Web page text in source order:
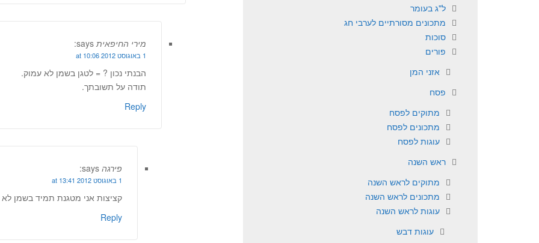
מירי החיפאית says:
1 באוגוסט 2012 at 10:06
הבנתי נכון ? = לטגן בשמן לא עמוק.
תודה על תשובתך.
Reply
פירגה says:
1 באוגוסט 2012 at 13:41
קציצות אני מטגנת תמיד בשמן
Reply
ל"ג בעומר
מתכונים מסורתיים לערבי חג
סוכות
פורים
אזני המן
פסח
מתוקים לפסח
מתכונים לפסח
עוגות לפסח
ראש השנה
מתוקים לראש השנה
מתכונים לראש השנה
עוגות לראש השנה
עוגות דבש